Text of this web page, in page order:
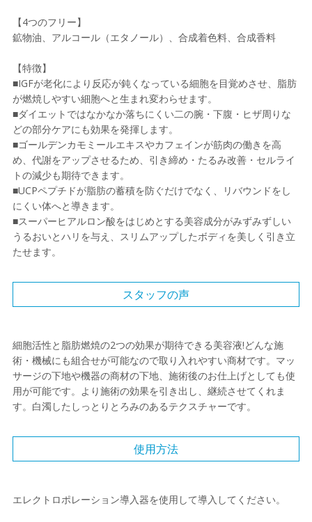
【4つのフリー】
鉱物油、アルコール（エタノール）、合成着色料、合成香料
【特徴】
■IGFが老化により反応が鈍くなっている細胞を目覚めさせ、脂肪
が燃焼しやすい細胞へと生まれ変わらせます。
■ダイエットではなかなか落ちにくい二の腕・下腹・ヒザ周りな
どの部分ケアにも効果を発揮します。
■ゴールデンカモミールエキスやカフェインが筋肉の働きを高
め、代謝をアップさせるため、引き締め・たるみ改善・セルライ
トの減少も期待できます。
■UCPペプチドが脂肪の蓄積を防ぐだけでなく、リバウンドをし
にくい体へと導きます。
■スーパーヒアルロン酸をはじめとする美容成分がみずみずしい
うるおいとハリを与え、スリムアップしたボディを美しく引き立
たせます。
スタッフの声
細胞活性と脂肪燃焼の2つの効果が期待できる美容液!どんな施
術・機械にも組合せが可能なので取り入れやすい商材です。マッ
サージの下地や機器の商材の下地、施術後のお仕上げとしても使
用が可能です。より施術の効果を引き出し、継続させてくれま
す。白濁したしっとりとろみのあるテクスチャーです。
使用方法
エレクトロポレーション導入器を使用して導入してください。